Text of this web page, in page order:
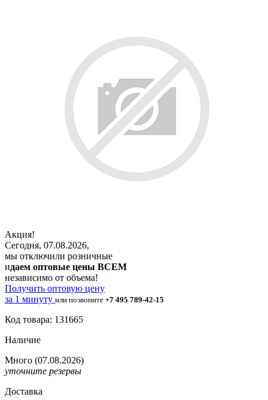
Акция!
Сегодня, 07.08.2026,
мы отключили розничные
идаем оптовые цены ВСЕМ
независимо от объема!
Получить оптовую цену
за 1 минуту или позвоните +7 495 789-42-15
Код товара: 131665
Наличие
Много (07.08.2026)
уточните резервы
Доставка